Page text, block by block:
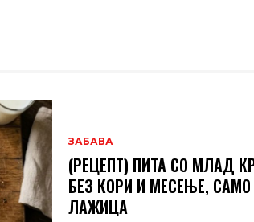
ЗАБАВА
(РЕЦЕПТ) ПИТА СО МЛАД
БЕЗ КОРИ И МЕСЕЊЕ, САМО
ЛАЖИЦА